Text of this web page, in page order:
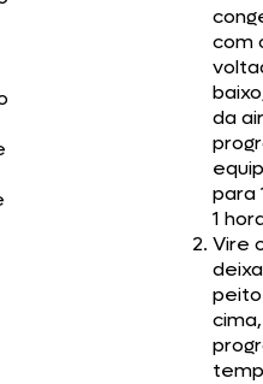
com
da
para
1
Vire